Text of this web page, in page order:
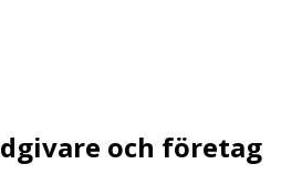
och företag